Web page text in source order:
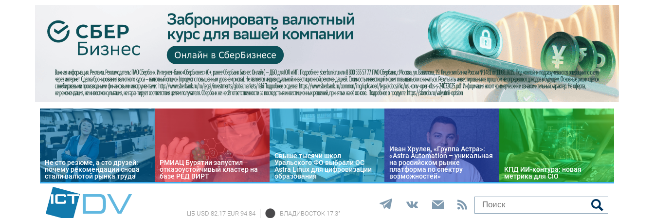
Не сто резюме, а сто друзей:
почему рекомендации снова
стали валютой рынка труда
РМИАЦ Бурятии запустил
отказоустойчивый кластер на
базе РЕД ВИРТ
Свыше тысячи школ
Уральского ФО выбрали ОС
Astra Linux для цифровизации
образования
Иван Хрулев, «Группа Астра»:
«Astra Automation – уникальная
на российском рынке
платформа по спектру
возможностей»
КПД ИИ-контура: новая
метрика для CIO
ЦБ USD 82.17 EUR 94.84 ВЛАДИВОСТОК 17.3°